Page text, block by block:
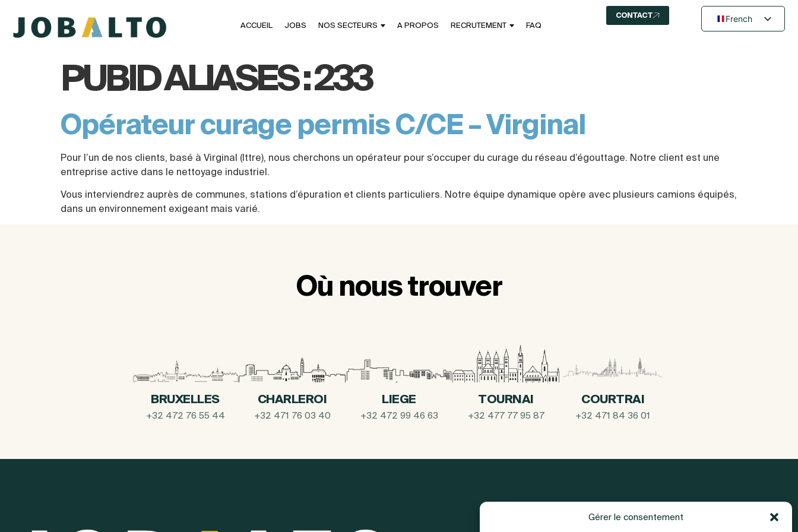
Gérer le consentement
ACCUEIL JOBS NOS SECTEURS A PROPOS RECRUTEMENT FAQ
CONTACT
French
PUBID ALIASES :233
Opérateur curage permis C/CE – Virginal
Pour l’un de nos clients, basé à Virginal (Ittre), nous cherchons un opérateur pour s’occuper du curage du réseau d’égouttage. Notre client est une
entreprise active dans le nettoyage industriel.
Vous interviendrez auprès de communes, stations d’épuration et clients particuliers. Notre équipe dynamique opère avec plusieurs camions équipés,
dans un environnement exigeant mais varié.
Où nous trouver
BRUXELLES
+32 472 76 55 44
CHARLEROI
+32 471 76 03 40
LIEGE
+32 472 99 46 63
TOURNAI
+32 477 77 95 87
COURTRAI
+32 471 84 36 01